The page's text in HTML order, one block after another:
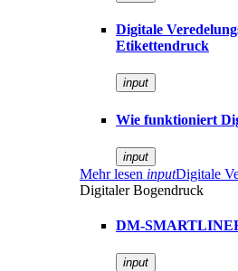
Digitale
Etikettendruck
input
Wie funktioniert
input
Mehr lesen inputDigitale
Digitaler Bogendruck
DM-
input